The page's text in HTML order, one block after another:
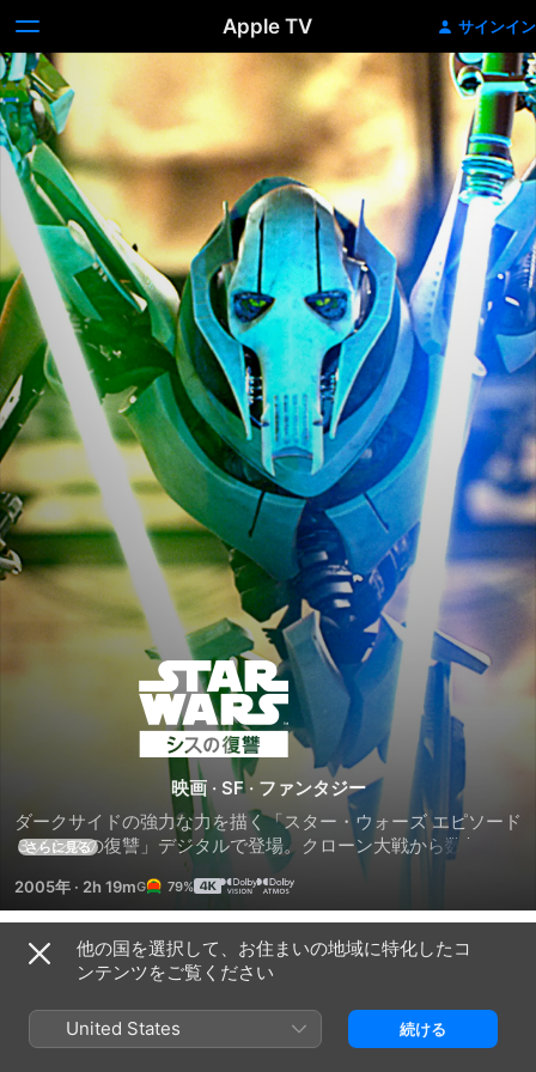
Apple TV サインイン
ス
タ
ー・
ウ
ォ
ー
ズ
映画 · SF · ファンタジー
ダークサイドの強力な力を描く「スター・ウォーズ エピソード
３／シスの復讐」デジタルで登場。クローン大戦から数年、ジ
た。パルパティーン最高議長を拉致する事件が発生し、オビ＝
ワン・ケノービとアナキン・スカイウォーカーが救出に向か
い、アナキンの活躍で救出に成功する。しかし、アナキンはパ
ドメとの秘かな愛とジェダイへの忠誠で悩み苦しむ。そしてシ
スのダークサイドへ誘惑されていくのであった。
さらに見る
2005年 · 2h 19m 79%
予告編
他の国を選択して、お住まいの地域に特化したコ
ンテンツをご覧ください
United States 続ける